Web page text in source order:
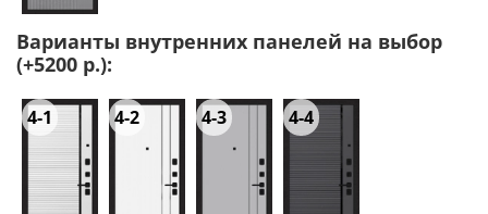
Варианты внутренних панелей на выбор
(+5200 р.):
4-1 4-2 4-3 4-4